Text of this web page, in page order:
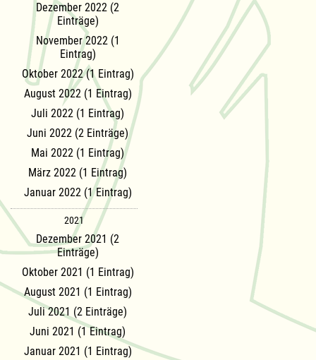
Dezember 2022 (2
Einträge)
November 2022 (1
Eintrag)
Oktober 2022 (1 Eintrag)
August 2022 (1 Eintrag)
Juli 2022 (1 Eintrag)
Juni 2022 (2 Einträge)
Mai 2022 (1 Eintrag)
März 2022 (1 Eintrag)
Januar 2022 (1 Eintrag)
2021
Dezember 2021 (2
Einträge)
Oktober 2021 (1 Eintrag)
August 2021 (1 Eintrag)
Juli 2021 (2 Einträge)
Juni 2021 (1 Eintrag)
Januar 2021 (1 Eintrag)